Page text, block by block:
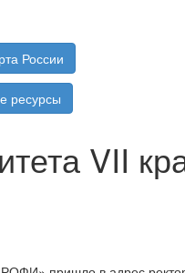
России
ресурсы
VII